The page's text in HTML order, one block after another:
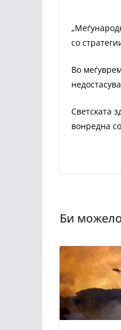
со
Во
Светската
вонредна